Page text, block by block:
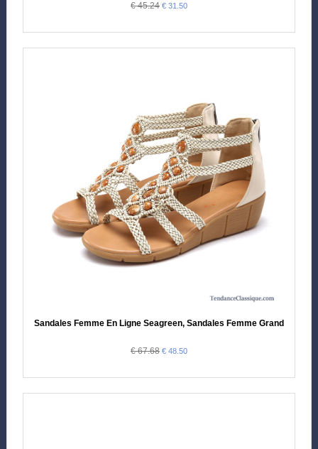
€ 45.24 € 31.50
Sandales Femme En Ligne Seagreen, Sandales Femme Grande Taille
€ 67.68 € 48.50